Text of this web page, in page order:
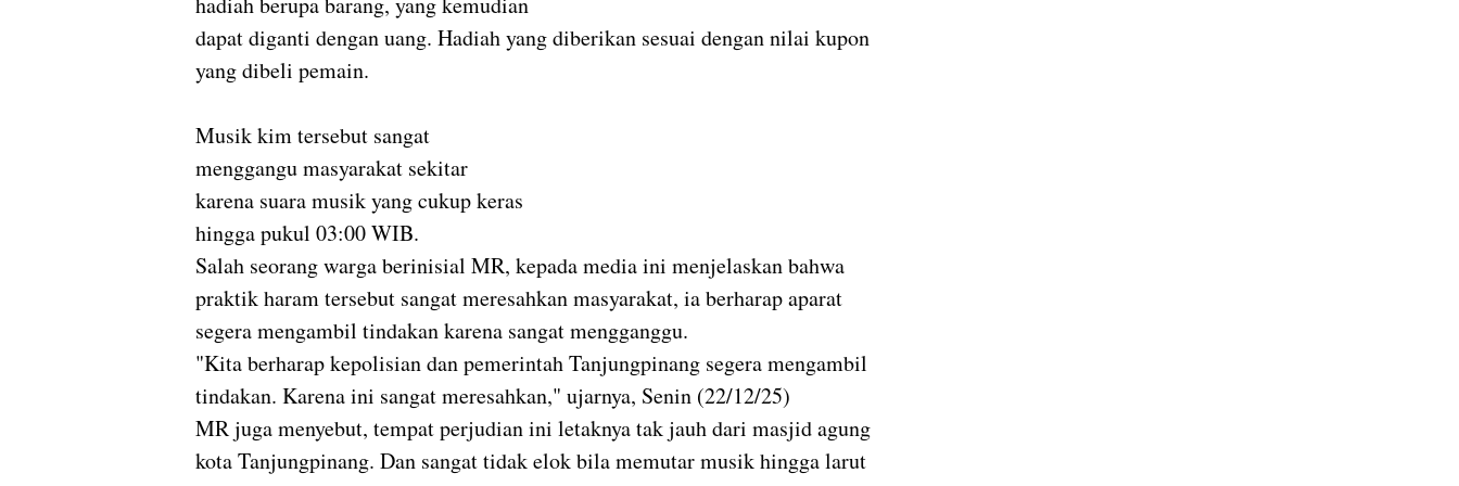
dapat diganti dengan uang. Hadiah yang diberikan sesuai dengan nilai kupon
yang dibeli pemain.
Musik kim tersebut sangat
menggangu masyarakat sekitar
karena suara musik yang cukup keras
hingga pukul 03:00 WIB.
Salah seorang warga berinisial MR, kepada media ini menjelaskan bahwa
praktik haram tersebut sangat meresahkan masyarakat, ia berharap aparat
segera mengambil tindakan karena sangat mengganggu.
"Kita berharap kepolisian dan pemerintah Tanjungpinang segera mengambil
tindakan. Karena ini sangat meresahkan," ujarnya, Senin (22/12/25)
MR juga menyebut, tempat perjudian ini letaknya tak jauh dari masjid agung
kota Tanjungpinang. Dan sangat tidak elok bila memutar musik hingga larut